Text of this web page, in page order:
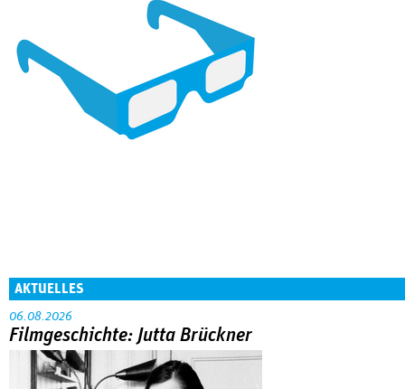
AKTUELLES
06.08.2026
Filmgeschichte: Jutta Brückner